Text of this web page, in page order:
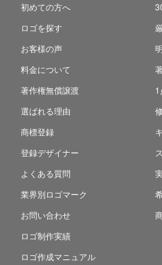
初めての方へ
ロゴを探す
お客様の声
料金について
著作権無償譲渡
選ばれる理由
商標登録
登録デザイナー
よくある質問
業界別ロゴマーク
お問い合わせ
ロゴ制作実績
ロゴ作成マニュアル